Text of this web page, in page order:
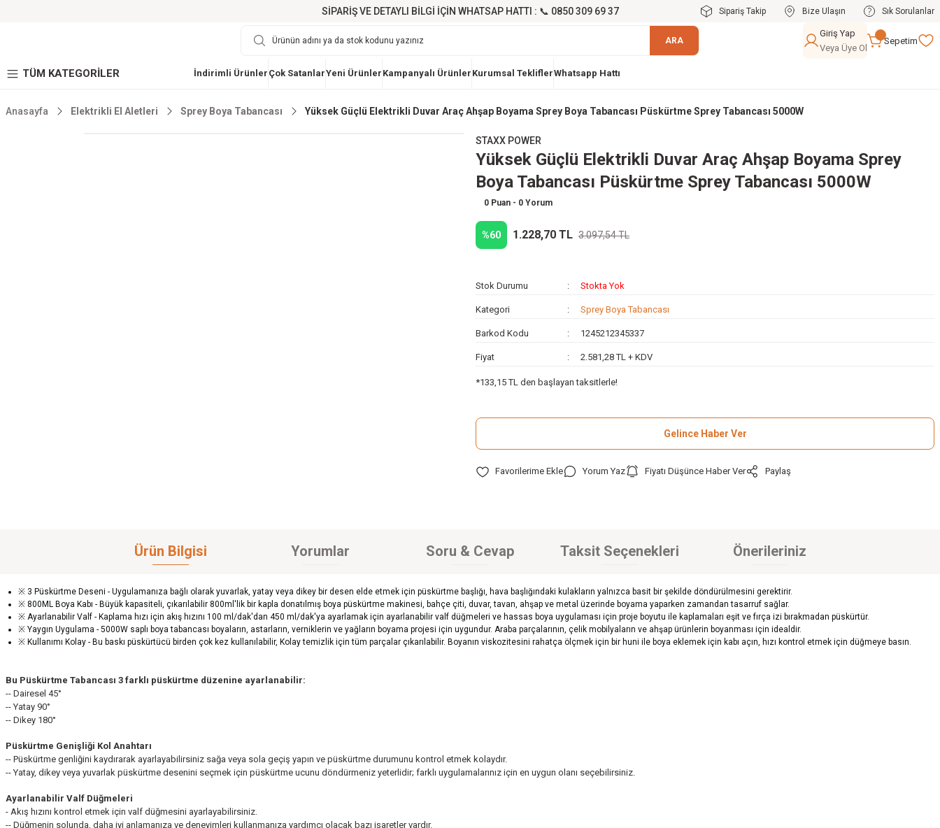
SİPARİŞ VE DETAYLI BİLGİ İÇİN WHATSAP HATTI : 📞 0850 309 69 37 Sipariş Takip Bize Ulaşın Sık Sorulanlar
ARA
Giriş Yap
Veya Üye Ol
Sepetim
TÜM KATEGORİLER İndirimli Ürünler Çok SatanlarYeni Ürünler Kampanyalı Ürünler Kurumsal TekliflerWhatsapp Hattı
Anasayfa Elektrikli El Aletleri Sprey Boya Tabancası Yüksek Güçlü Elektrikli Duvar Araç Ahşap Boyama Sprey Boya Tabancası Püskürtme Sprey Tabancası 5000W
STAXX POWER
Yüksek Güçlü Elektrikli Duvar Araç Ahşap Boyama Sprey
Boya Tabancası Püskürtme Sprey Tabancası 5000W
0 Puan - 0 Yorum
%60 1.228,70 TL 3.097,54 TL
Stok Durumu Stokta Yok
Kategori Sprey Boya Tabancası
Barkod Kodu 1245212345337
Fiyat 2.581,28 TL + KDV
*133,15 TL den başlayan taksitlerle!
Gelince Haber Ver
Yorum Yaz Fiyatı Düşünce Haber Ver Paylaş
Ürün Bilgisi Yorumlar Soru & Cevap Taksit Seçenekleri Önerileriniz
※ 3 Püskürtme Deseni - Uygulamanıza bağlı olarak yuvarlak, yatay veya dikey bir desen elde etmek için püskürtme başlığı, hava başlığındaki kulakların yalnızca basit bir şekilde döndürülmesini gerektirir.
※ 800ML Boya Kabı - Büyük kapasiteli, çıkarılabilir 800ml'lik bir kapla donatılmış boya püskürtme makinesi, bahçe çiti, duvar, tavan, ahşap ve metal üzerinde boyama yaparken zamandan tasarruf sağlar.
※ Ayarlanabilir Valf - Kaplama hızı için akış hızını 100 ml/dak'dan 450 ml/dak'ya ayarlamak için ayarlanabilir valf düğmeleri ve hassas boya uygulaması için proje boyutu ile kaplamaları eşit ve fırça izi bırakmadan püskürtür.
※ Yaygın Uygulama - 5000W saplı boya tabancası boyaların, astarların, verniklerin ve yağların boyama projesi için uygundur. Araba parçalarının, çelik mobilyaların ve ahşap ürünlerin boyanması için idealdir.
※ Kullanımı Kolay - Bu baskı püskürtücü birden çok kez kullanılabilir, Kolay temizlik için tüm parçalar çıkarılabilir. Boyanın viskozitesini rahatça ölçmek için bir huni ile boya eklemek için kabı açın, hızı kontrol etmek için düğmeye basın.
Bu Püskürtme Tabancası 3 farklı püskürtme düzenine ayarlanabilir:
-- Dairesel 45°
-- Yatay 90°
-- Dikey 180°
Püskürtme Genişliği Kol Anahtarı
-- Püskürtme genliğini kaydırarak ayarlayabilirsiniz sağa veya sola geçiş yapın ve püskürtme durumunu kontrol etmek kolaydır.
-- Yatay, dikey veya yuvarlak püskürtme desenini seçmek için püskürtme ucunu döndürmeniz yeterlidir; farklı uygulamalarınız için en uygun olanı seçebilirsiniz.
Ayarlanabilir Valf Düğmeleri
- Akış hızını kontrol etmek için valf düğmesini ayarlayabilirsiniz.
-- Düğmenin solunda, daha iyi anlamanıza ve deneyimleri kullanmanıza yardımcı olacak bazı işaretler vardır.